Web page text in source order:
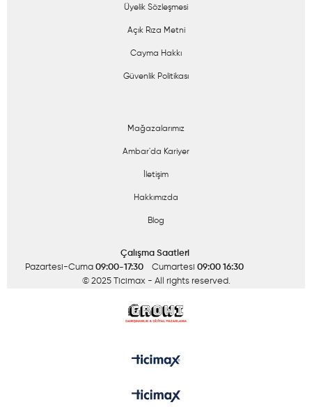
Üyelik Sözleşmesi
Açık Rıza Metni
Cayma Hakkı
Güvenlik Politikası
Mağazalarımız
Ambar'da Kariyer
İletişim
Hakkımızda
Blog
Çalışma Saatleri
Pazartesi-Cuma 09:00-17:30 Cumartesi 09:00 16:30
© 2025 Ticimax - All rights reserved.